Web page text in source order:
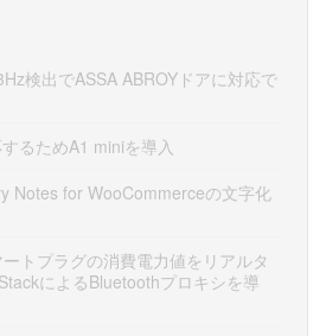
検出でASSA ABROYドアに対応で
るためA1 miniを導入
Notes for WooCommerceの文字化
トプラグの消費電力値をリアルタ
によるBluetoothプロキシを導